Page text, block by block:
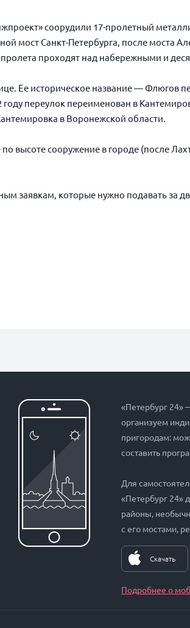
соорудили 17-пролетный
мост Санкт-Петербурга, после моста
проходят над набережными и
Ее историческое название — Флюгов
переулок переименован в
в Воронежской области.
сооружение в городе (после
заявкам, которые нужно подавать за
«Петербург 24»
организуем
пригородам:
составить
Для
«Петербург 24»
районы,
с его мостами,
Скачать
Подробнее о